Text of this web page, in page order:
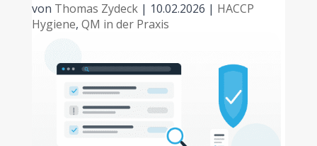
von Thomas Zydeck| 10.02.2026 | HACCP
Hygiene, QM in der Praxis